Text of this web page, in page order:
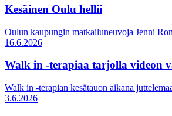
Kesäinen Oulu hellii
Oulun kaupungin matkailuneuvoja Jenni
16.6.2026
Walk in -terapiaa tarjolla videon
Walk in -terapian kesätauon aikana
3.6.2026